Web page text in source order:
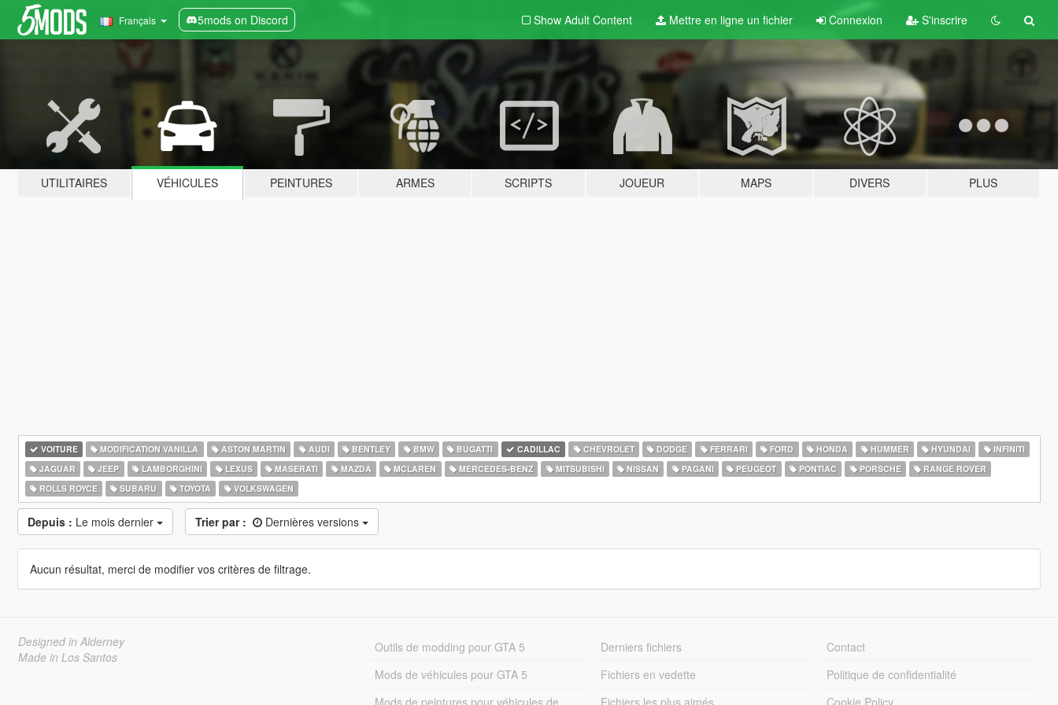
Français 5mods on Discord Show Adult Content Mettre en ligne un fichier Connexion S'inscrire
UTILITAIRES VÉHICULES PEINTURES ARMES SCRIPTS JOUEUR MAPS DIVERS PLUS
VOITURE MODIFICATION VANILLA ASTON MARTIN AUDI BENTLEY BMW BUGATTI CADILLAC CHEVROLET DODGE FERRARI FORD HONDA HUMMER HYUNDAI
INFINITI
JAGUAR
JEEP LAMBORGHINI LEXUS MASERATI MAZDA MCLAREN MERCEDES-BENZ MITSUBISHI NISSAN PAGANI PEUGEOT PONTIAC PORSCHE
RANGE ROVER
ROLLS ROYCE
SUBARU TOYOTA VOLKSWAGEN
Depuis : Le mois dernier Trier par : Dernières versions
Aucun résultat, merci de modifier vos critères de filtrage.
Designed in Alderney
Made in Los Santos
Outils de modding pour GTA 5
Mods de véhicules pour GTA 5
Mods de peintures pour véhicules de
Derniers fichiers
Fichiers en vedette
Fichiers les plus aimés
Contact
Politique de confidentialité
Cookie Policy